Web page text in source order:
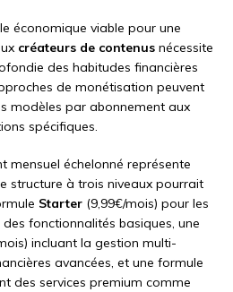
économique viable pour une
créateurs de contenus nécessite
des habitudes financières
de monétisation peuvent
modèles par abonnement aux
spécifiques.
mensuel échelonné représente
structure à trois niveaux pourrait
Starter (9,99€/mois) pour les
fonctionnalités basiques, une
incluant la gestion multi-
avancées, et une formule
des services premium comme